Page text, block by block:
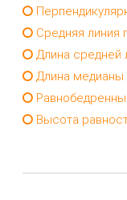
Средняя линия
Длина средней
Длина медианы
Высота